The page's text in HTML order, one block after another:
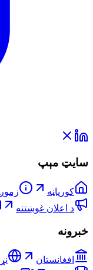
سایټ مېپ
کورپاڼه
د اعلان غوښتنه
خبرونه
افغانستان